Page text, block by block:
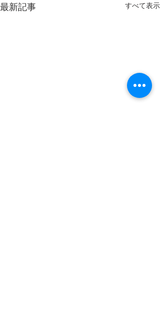
最新記事 すべて表示